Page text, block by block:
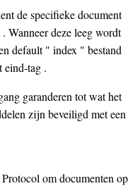
de specifieke document
Wanneer deze leeg wordt
default " index " bestand
eind-tag .
garanderen tot wat het
zijn beveiligd met een
om documenten op